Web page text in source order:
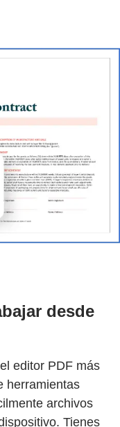
desde
editor PDF más
herramientas
archivos
Tienes